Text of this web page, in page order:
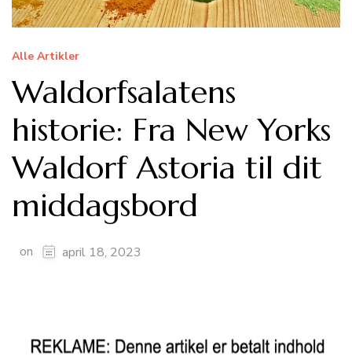
Alle Artikler
Waldorfsalatens
historie: Fra New Yorks
Waldorf Astoria til dit
middagsbord
on april 18, 2023